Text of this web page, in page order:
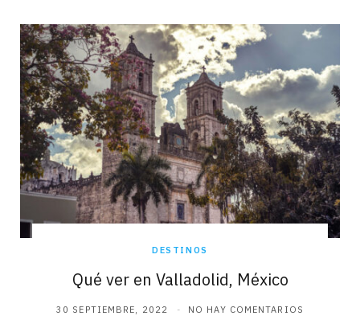
DESTINOS
Qué ver en Valladolid, México
30 SEPTIEMBRE, 2022 NO HAY COMENTARIOS